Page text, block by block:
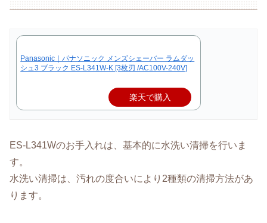
Panasonic｜パナソニック メンズシェーバー ラムダッ
シュ3 ブラック ES-L341W-K [3枚刃 /AC100V-240V]
楽天で購入
ES-L341Wのお手入れは、基本的に水洗い清掃を行いま
す。
水洗い清掃は、汚れの度合いにより2種類の清掃方法があ
ります。